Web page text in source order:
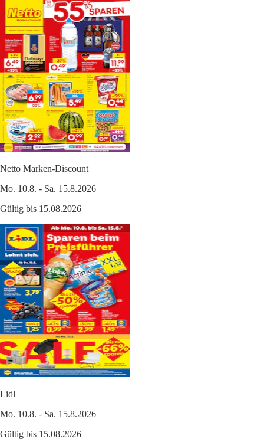
Netto Marken-Discount
Mo. 10.8. - Sa. 15.8.2026
Gültig bis 15.08.2026
Lidl
Mo. 10.8. - Sa. 15.8.2026
Gültig bis 15.08.2026